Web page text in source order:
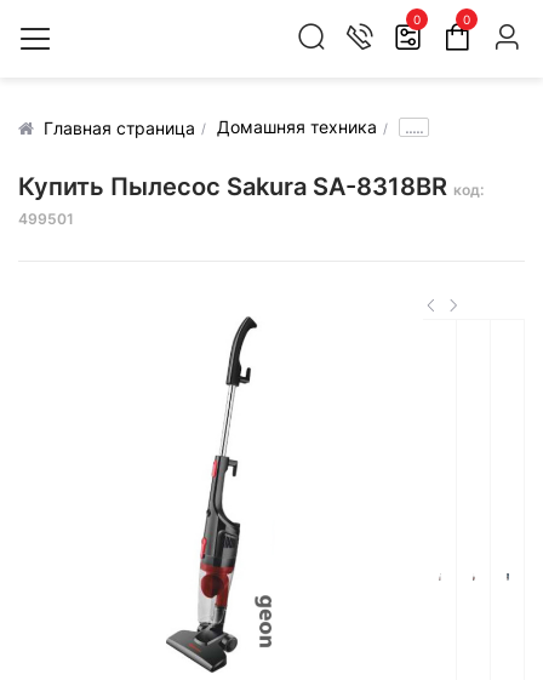
0 0
Главная страница Домашняя техника .....
Купить Пылесос Sakura SA-8318BR код:
499501